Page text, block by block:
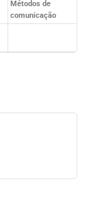
Métodos de
comunicação